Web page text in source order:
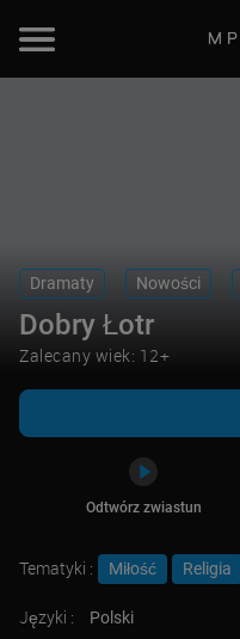
Dramaty Nowości
Dobry Łotr
Zalecany wiek: 12+
Odtwórz zwiastun
Tematyki : Miłość Religia
Języki : Polski